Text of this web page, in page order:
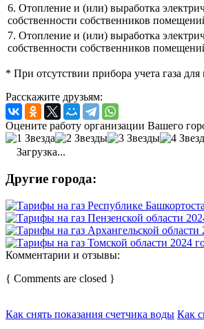
6. Отопление и (или) выработка
собственности собственников
7. Отопление и (или) выработка
собственности собственников
* При отсутствии прибора учета газа
Расскажите друзьям:
Оцените работу организации Вашего
Загрузка...
Другие города:
Комментарии и отзывы:
{ Comments are closed }
Как снять показания счетчика воды Как